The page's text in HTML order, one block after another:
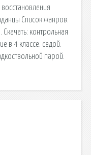
Список жанров.
контрольная
в 4 классе. седой.
парой.